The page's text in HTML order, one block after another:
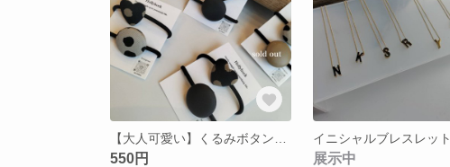
550円
イニシャルブレスレット
展示中